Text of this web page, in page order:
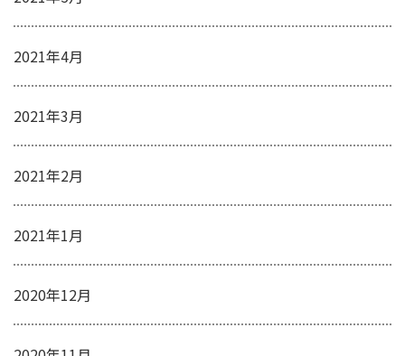
2021年4月
2021年3月
2021年2月
2021年1月
2020年12月